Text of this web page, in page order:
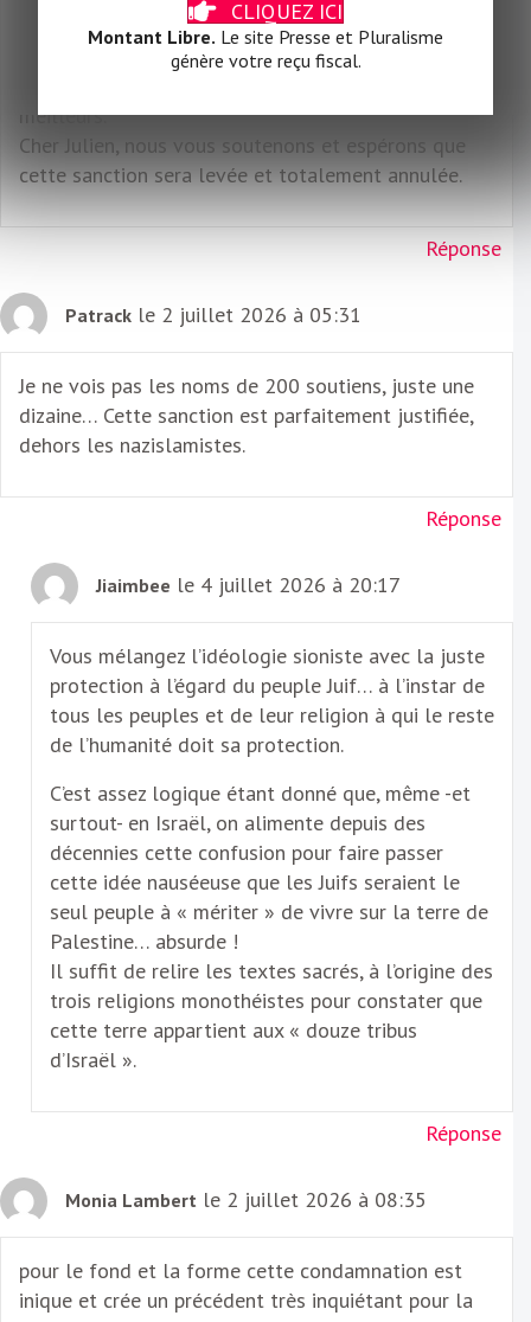
c’est absolument ignoble et injuste pour cet
admirable historien et c’est également une dérive
meilleurs.
Cher Julien, nous vous soutenons et espérons que
cette sanction sera levée et totalement annulée.
Réponse
Patrack le 2 juillet 2026 à 05:31
Je ne vois pas les noms de 200 soutiens, juste une
dizaine… Cette sanction est parfaitement justifiée,
dehors les nazislamistes.
Réponse
Jiaimbee le 4 juillet 2026 à 20:17
Vous mélangez l’idéologie sioniste avec la juste
protection à l’égard du peuple Juif… à l’instar de
tous les peuples et de leur religion à qui le reste
de l’humanité doit sa protection.
C’est assez logique étant donné que, même -et
surtout- en Israël, on alimente depuis des
décennies cette confusion pour faire passer
cette idée nauséeuse que les Juifs seraient le
seul peuple à « mériter » de vivre sur la terre de
Palestine… absurde !
Il suffit de relire les textes sacrés, à l’origine des
trois religions monothéistes pour constater que
cette terre appartient aux « douze tribus
d’Israël ».
Réponse
Monia Lambert le 2 juillet 2026 à 08:35
pour le fond et la forme cette condamnation est
inique et crée un précédent très inquiétant pour la
CLIQUEZ ICI
Montant Libre. Le site Presse et Pluralisme
génère votre reçu fiscal.